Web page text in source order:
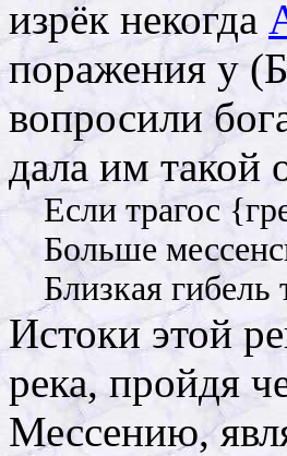
изрёк некогда
поражения у
вопросили
дала им такой
Если трагос
Больше
Близкая гибель
Истоки этой
река, пройдя
Мессению,